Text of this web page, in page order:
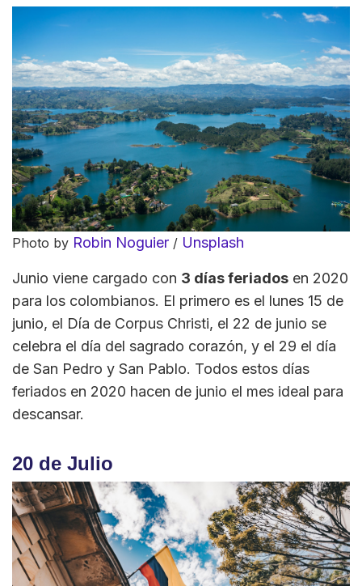
Photo by Robin Noguier / Unsplash
Junio viene cargado con 3 días feriados en 2020
para los colombianos. El primero es el lunes 15 de
junio, el Día de Corpus Christi, el 22 de junio se
celebra el día del sagrado corazón, y el 29 el día
de San Pedro y San Pablo. Todos estos días
feriados en 2020 hacen de junio el mes ideal para
descansar.
20 de Julio